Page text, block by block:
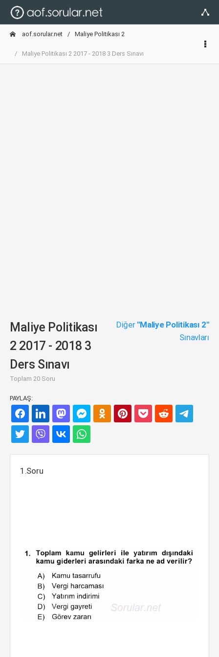
aof.sorular.net Maliye Politikası 2
Maliye Politikası 2 2017 - 2018 3 Ders Sınavı
Maliye Politikası
2 2017 - 2018 3
Ders Sınavı
Toplam 20 Soru
Diğer "Maliye Politikası 2"
Sınavları
PAYLAŞ:
1.Soru